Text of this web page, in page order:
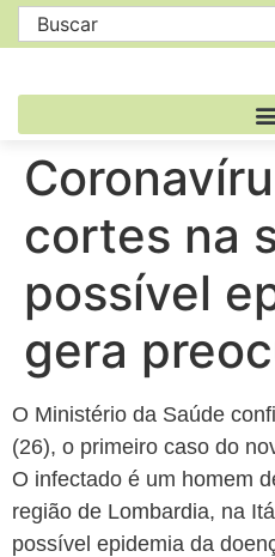
cortes na
possível
gera
O Ministério da Saúde
(26), o primeiro caso do
O infectado é um homem
região de Lombardia, na
possível epidemia da